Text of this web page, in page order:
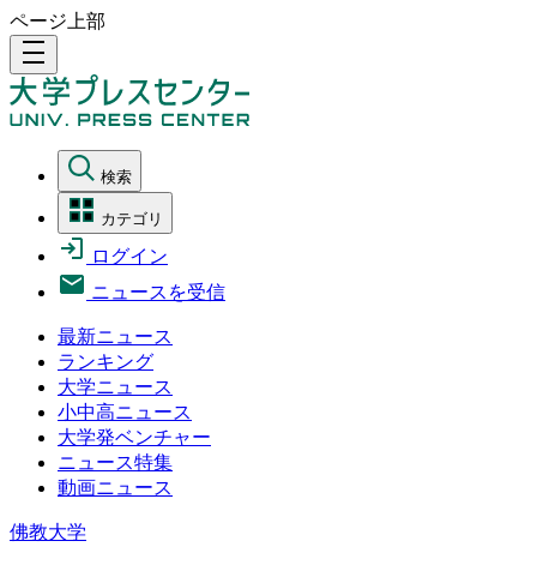
ページ上部
density_medium
検索
カテゴリ
ログイン
ニュースを受信
最新ニュース
ランキング
大学ニュース
小中高ニュース
大学発ベンチャー
ニュース特集
動画ニュース
佛教大学